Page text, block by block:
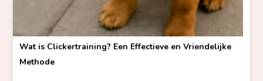
Wat is Clickertraining? Een Effectieve en Vriendelijke
Methode